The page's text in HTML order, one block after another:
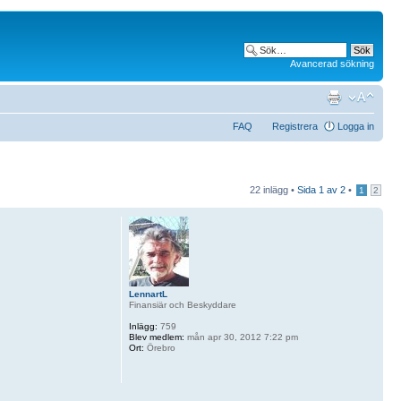
Avancerad sökning
FAQ Registrera Logga in
22 inlägg • Sida 1 av 2 • 1 2
LennartL
Finansiär och Beskyddare
Inlägg: 759
Blev medlem: mån apr 30, 2012 7:22 pm
Ort: Örebro